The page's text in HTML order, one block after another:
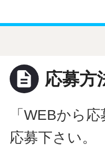
description 応募方
「WEBから
応募下さい。